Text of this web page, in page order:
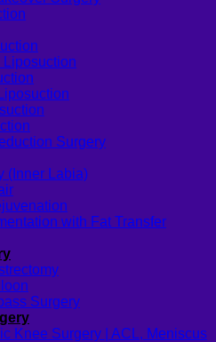
Liposuction
Surgery
(Inner Labia)
with Fat Transfer
Surgery
Knee Surgery | ACL, Meniscus